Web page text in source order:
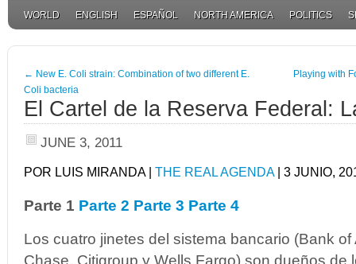
WORLD ENGLISH ESPAÑOL NORTH AMERICA POLITICS
← New E. Coli strain: Combination of two different E.
Coli bacteria
Playing with
El Cartel de la Reserva Federal:
JUNE 3, 2011
POR LUIS MIRANDA | THE REAL AGENDA| 3 JUNIO,
Parte 1 Parte 2 Parte 3 Parte 4
Los cuatro jinetes del sistema bancario (Bank
Chase, Citigroup y Wells Fargo) son dueños de